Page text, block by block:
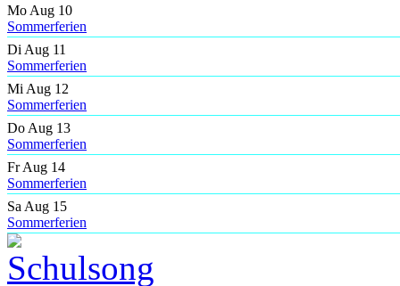
Mo Aug 10
Sommerferien
Di Aug 11
Sommerferien
Mi Aug 12
Sommerferien
Do Aug 13
Sommerferien
Fr Aug 14
Sommerferien
Sa Aug 15
Sommerferien